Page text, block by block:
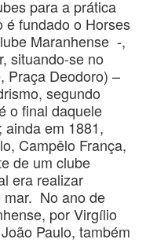
para a prática
é fundado o Horses
Maranhense -,
situando-se no
Praça Deodoro) –
segundo
o final daquele
ainda em 1881,
Campêlo França,
de um clube
era realizar
mar. No ano de
por Virgílio
Paulo, também